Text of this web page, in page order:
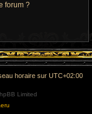
forum ?
horaire sur UTC+02:00
Limited